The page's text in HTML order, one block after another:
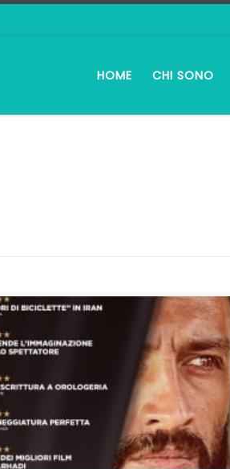
HOME CHI SONO
ci sono scuse: il film è imperdibile Con Un
Asghar Farhadi torna alle atmosfere e ai
che hanno contraddistinto l’intera sua
prima del non troppo riuscito Tutti
guidoschittone.com/tutti-
farhadi-piu-di-mestiere-che-di-
– e lo fa in modo ottimale. Non
che a Cannes il suo film abbia
vinto-ex […]